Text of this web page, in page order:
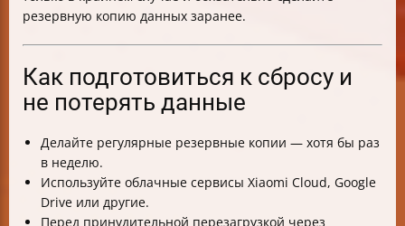
резервную копию данных заранее.
Как подготовиться к сбросу и
не потерять данные
Делайте регулярные резервные копии — хотя бы раз
в неделю.
Используйте облачные сервисы Xiaomi Cloud, Google
Drive или другие.
Перед принудительной перезагрузкой через